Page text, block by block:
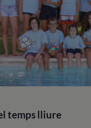
temps lliure